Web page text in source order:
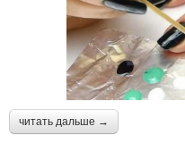
читать дальше →